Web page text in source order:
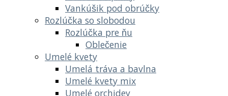
Vankúšik pod obrúčky
Rozlúčka so slobodou
Rozlúčka pre ňu
Oblečenie
Umelé kvety
Umelá tráva a bavlna
Umelé kvety mix
Umelé orchidey